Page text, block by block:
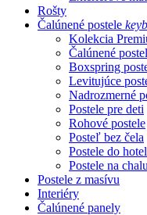
Rošty
Čalúnené postele
Kolekcia
Čalúnené
Boxspring
Levitujúce
Nadrozmerné
Postele pre deti
Rohové postele
Posteľ bez čela
Postele do
Postele na
Postele z masívu
Interiéry
Čalúnené panely